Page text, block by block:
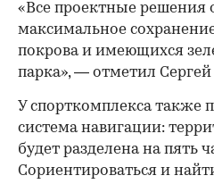
«Все проектные решения
максимальное
покрова и имеющихся
парка», — отметил Сергей
У спорткомплекса также
система навигации:
будет разделена на пять
Сориентироваться и